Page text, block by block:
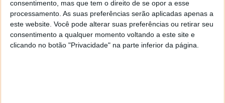
consentimento, mas que tem o direito de se opor a esse
processamento. As suas preferências serão aplicadas apenas a
este website. Você pode alterar suas preferências ou retirar seu
consentimento a qualquer momento voltando a este site e
clicando no botão "Privacidade" na parte inferior da página.
entrada do Instagram funcionar para o
Threads, teremos uma escolha difícil de fazer
entre
(1) espelhar a caixa de entrada do Instagram